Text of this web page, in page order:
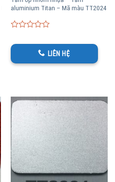
aluminium Titan – Mã màu TT2024
out
of
5
LIÊN HỆ